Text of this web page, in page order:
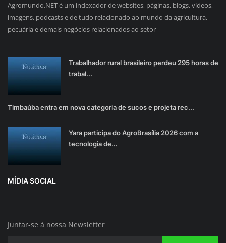
Agromundo.NET é um indexador de websites, páginas, blogs, vídeos,
imagens, podcasts e de tudo relacionado ao mundo da agricultura,
pecuária e demais negócios relacionados ao setor
Trabalhador rural brasileiro perdeu 295 horas de
trabal...
Timbaúba entra em nova categoria de sucos e projeta rec...
Yara participa do AgroBrasília 2026 com a
tecnologia de...
MÍDIA SOCIAL
Juntar-se à nossa Newsletter